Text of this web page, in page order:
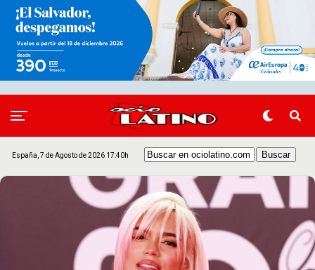
España, 7 de Agosto de 2026 17:40h